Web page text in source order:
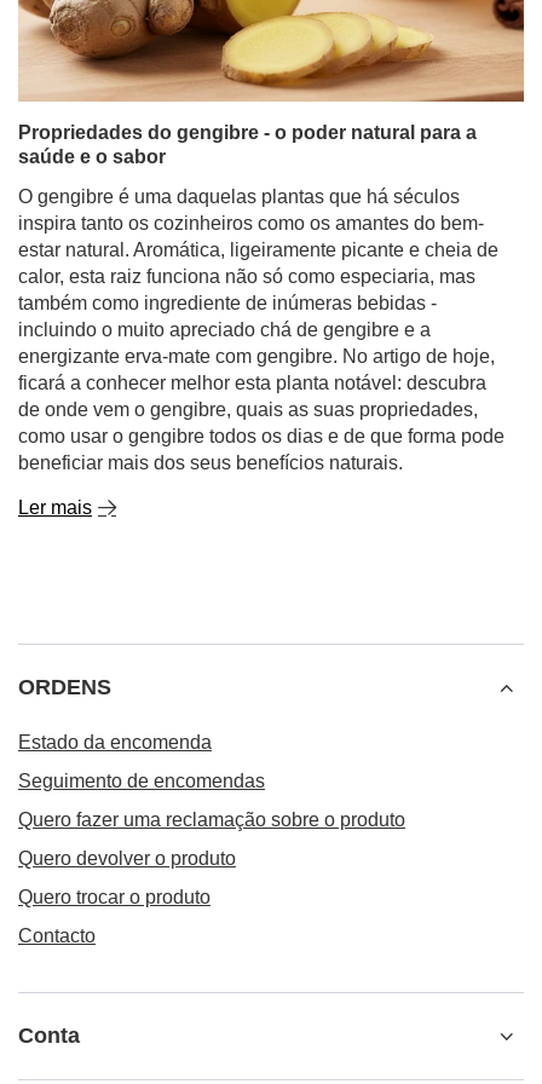
Propriedades do gengibre - o poder natural para a
saúde e o sabor
O gengibre é uma daquelas plantas que há séculos
inspira tanto os cozinheiros como os amantes do bem-
estar natural. Aromática, ligeiramente picante e cheia de
calor, esta raiz funciona não só como especiaria, mas
também como ingrediente de inúmeras bebidas -
incluindo o muito apreciado chá de gengibre e a
energizante erva-mate com gengibre. No artigo de hoje,
ficará a conhecer melhor esta planta notável: descubra
de onde vem o gengibre, quais as suas propriedades,
como usar o gengibre todos os dias e de que forma pode
beneficiar mais dos seus benefícios naturais.
Ler mais
ORDENS
Estado da encomenda
Seguimento de encomendas
Quero fazer uma reclamação sobre o produto
Quero devolver o produto
Quero trocar o produto
Contacto
Conta